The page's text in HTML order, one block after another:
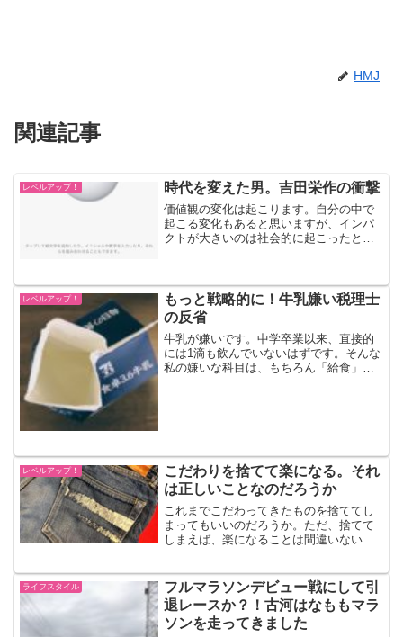
HMJ
関連記事
レベルアップ！ 時代を変えた男。吉田栄作の衝撃
価値観の変化は起こります。自分の中で
起こる変化もあると思いますが、インパ
クトが大きいのは社会的に起こったとき
タグを購入。その性質上、...
レベルアップ！
もっと戦略的に！牛乳嫌い税理士
の反省
牛乳が嫌いです。中学卒業以来、直接的
には1滴も飲んでいないはずです。そんな
私の嫌いな科目は、もちろん「給食」で
レベルアップ！
こだわりを捨てて楽になる。それ
は正しいことなのだろうか
これまでこだわってきたものを捨ててし
まってもいいのだろうか。ただ、捨てて
しまえば、楽になることは間違いない。
ジーンズへのこだわりしっかりとしたデ
ニム生地、その感触・その...
ライフスタイル
フルマラソンデビュー戦にして引
退レースか？！古河はなももマラ
ソンを走ってきました